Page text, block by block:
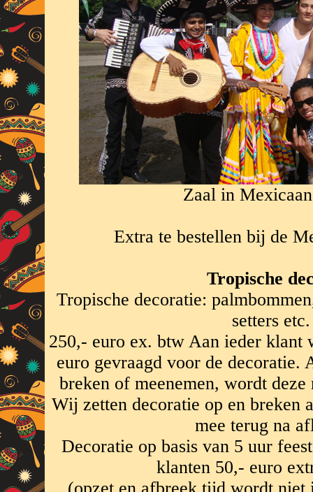
Zaal in
Extra te bestellen bij de
Tropische
Tropische decoratie:
setters etc.
250,- euro ex. btw Aan ieder klant
euro gevraagd voor de decoratie.
breken of meenemen, wordt
Wij zetten decoratie op en breken
mee terug na
Decoratie op basis van 5 uur
klanten 50,- euro